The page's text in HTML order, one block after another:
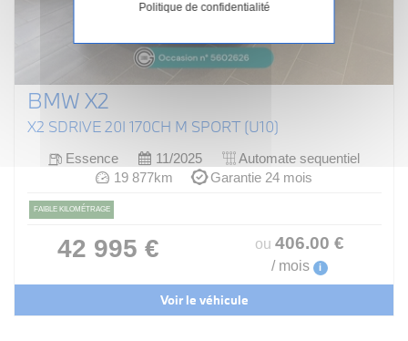
BMW X2
X2 SDRIVE 20I 170CH M SPORT (U10)
Essence 11/2025
Automate sequentiel
19 877km
Garantie 24 mois
FAIBLE KILOMÉTRAGE
42 995 € ou 406.00 €
/ mois i
Voir le véhicule
Politique de confidentialité